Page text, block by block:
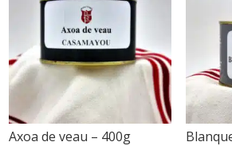
Axoa de veau – 400g